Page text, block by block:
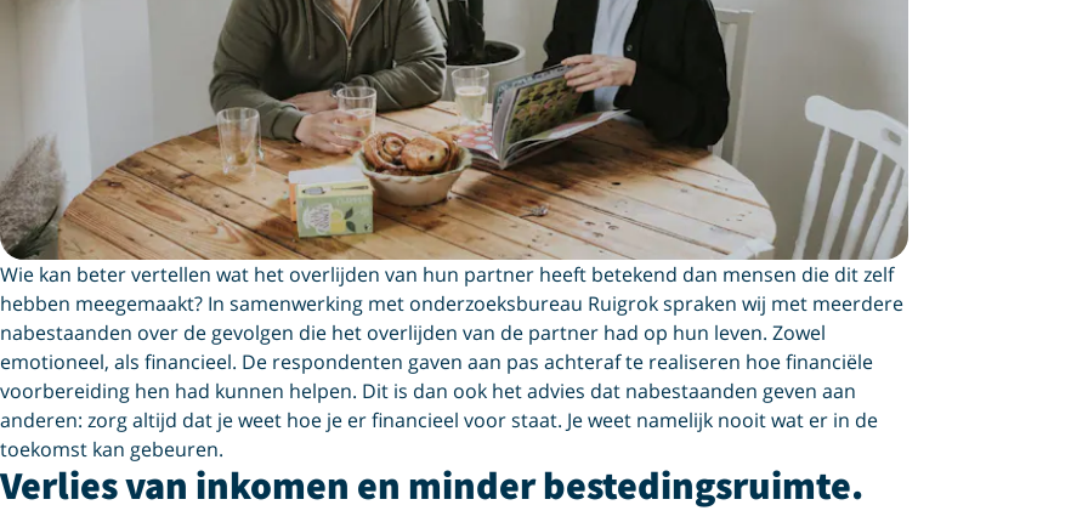
Wie kan beter vertellen wat het overlijden van hun partner heeft betekend dan mensen die dit zelf
hebben meegemaakt? In samenwerking met onderzoeksbureau Ruigrok spraken wij met meerdere
nabestaanden over de gevolgen die het overlijden van de partner had op hun leven. Zowel
emotioneel, als financieel. De respondenten gaven aan pas achteraf te realiseren hoe financiële
voorbereiding hen had kunnen helpen. Dit is dan ook het advies dat nabestaanden geven aan
anderen: zorg altijd dat je weet hoe je er financieel voor staat. Je weet namelijk nooit wat er in de
toekomst kan gebeuren.
Verlies van inkomen en minder bestedingsruimte.